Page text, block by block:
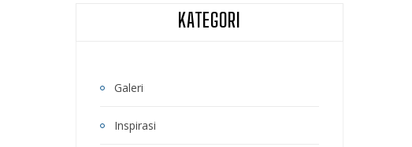
KATEGORI
Galeri
Inspirasi